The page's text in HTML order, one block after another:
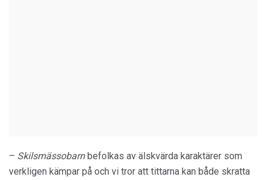
– Skilsmässobarnbefolkas av älskvärda karaktärer som
verkligen kämpar på och vi tror att tittarna kan både skratta